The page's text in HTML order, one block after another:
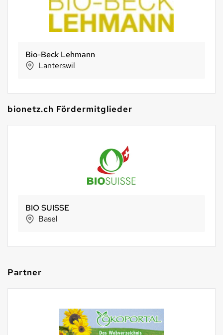
Bio-Beck Lehmann
Lanterswil
bionetz.ch Fördermitglieder
BIO SUISSE
Basel
Partner